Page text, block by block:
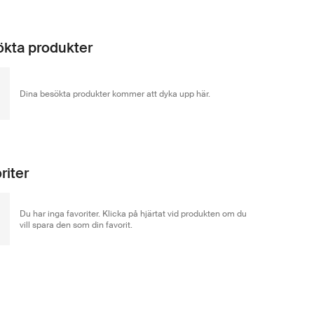
produkter
Dina besökta produkter kommer att dyka upp här.
Du har inga favoriter. Klicka på hjärtat vid produkten om du
vill spara den som din favorit.